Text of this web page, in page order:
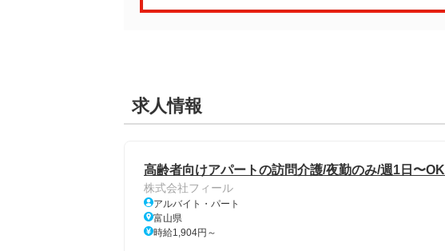
求人情報
高齢者向けアパートの訪問介護/夜勤のみ/週1日〜OK
株式会社フィール
アルバイト・パート
富山県
時給1,904円～